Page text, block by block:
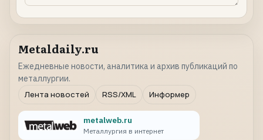
Metaldaily.ru
Ежедневные новости, аналитика и архив публикаций по
металлургии.
Лента новостей
RSS/XML Информер
metalweb.ru
Металлургия в интернет